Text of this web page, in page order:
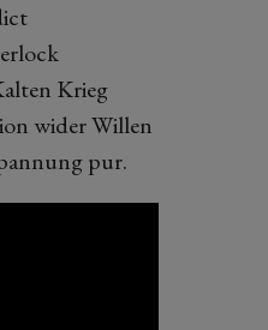
Krieg
wider Willen
pur.